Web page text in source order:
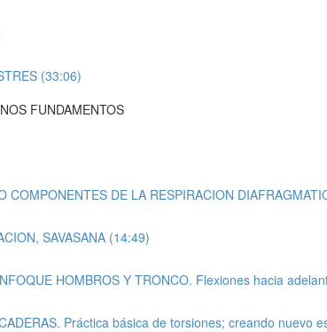
(33:06)
FUNDAMENTOS
COMPONENTES DE LA RESPIRACION
SAVASANA (14:49)
HOMBROS Y TRONCO. Flexiones hacia
Práctica básica de torsiones; creando nuevo